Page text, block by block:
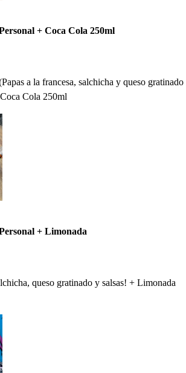
+ Coca Cola 250ml
a la francesa, salchicha y queso gratinado
Cola 250ml
+ Limonada
queso gratinado y salsas! + Limonada